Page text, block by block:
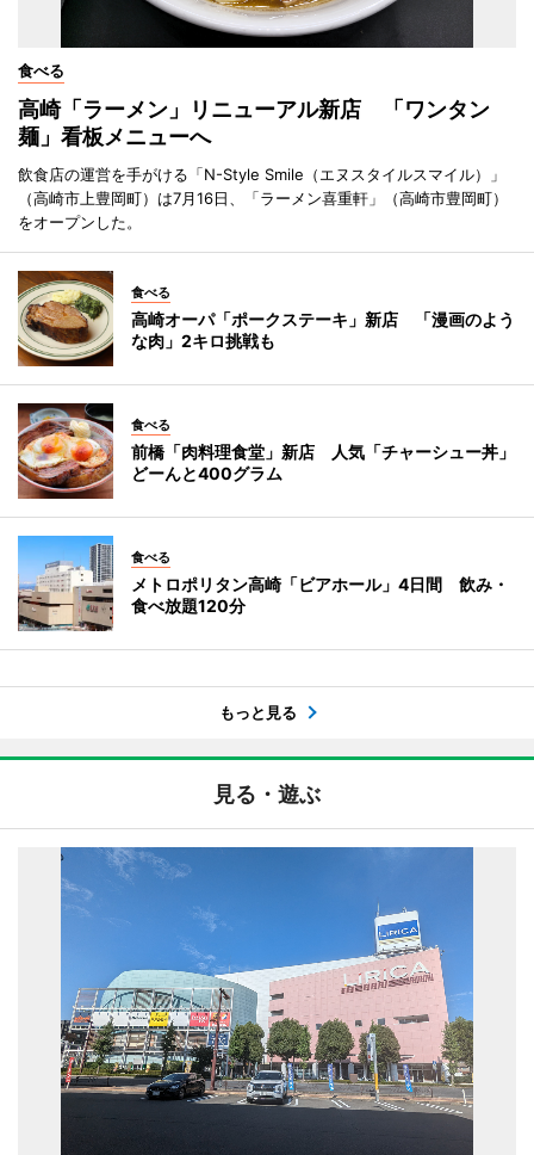
食べる
高崎「ラーメン」リニューアル新店 「ワンタン
麺」看板メニューへ
飲食店の運営を手がける「N-Style Smile（エヌスタイルスマイル）」
（高崎市上豊岡町）は7月16日、「ラーメン喜重軒」（高崎市豊岡町）
をオープンした。
食べる
高崎オーパ「ポークステーキ」新店 「漫画のよう
な肉」2キロ挑戦も
食べる
前橋「肉料理食堂」新店 人気「チャーシュー丼」
どーんと400グラム
食べる
メトロポリタン高崎「ビアホール」4日間 飲み・
食べ放題120分
もっと見る
見る・遊ぶ